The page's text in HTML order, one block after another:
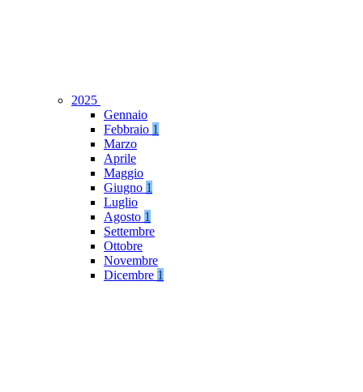
2025
Gennaio
Febbraio 1
Marzo
Aprile
Maggio
Giugno 1
Luglio
Agosto 1
Settembre
Ottobre
Novembre
Dicembre 1